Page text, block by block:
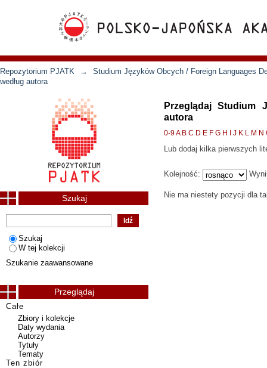
Repozytorium PJATK →
Studium Języków Obcych / Foreign Languages
według autora
Przeglądaj Studium
autora
0-9A B C D E F G H J K L M N
Lub dodaj kilka pierwszych
Kolejność:
Nie ma niestety pozycji dla
Szukaj
Szukaj
W tej kolekcji
Szukanie zaawansowane
Przeglądaj
Całe
Zbiory i kolekcje
Daty wydania
Autorzy
Tytuły
Tematy
Ten zbiór